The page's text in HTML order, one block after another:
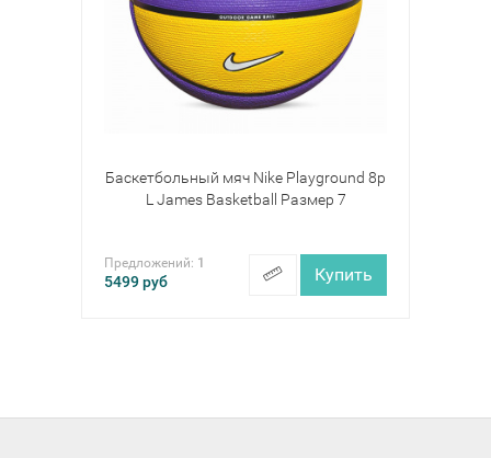
Баскетбольный мяч Nike Playground 8p
L James Basketball Размер 7
Предложений: 1
5499руб Купить